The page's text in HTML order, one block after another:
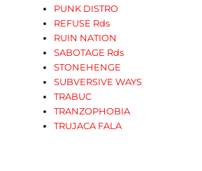
PUNK DISTRO
REFUSE Rds
RUIN NATION
SABOTAGE Rds
STONEHENGE
SUBVERSIVE WAYS
TRABUC
TRANZOPHOBIA
TRUJACA FALA